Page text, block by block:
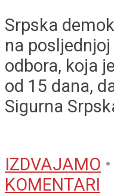
Srpska
na
odbora, koja
od 15 dana,
Sigurna
IZDVAJAMO •
KOMENTARI